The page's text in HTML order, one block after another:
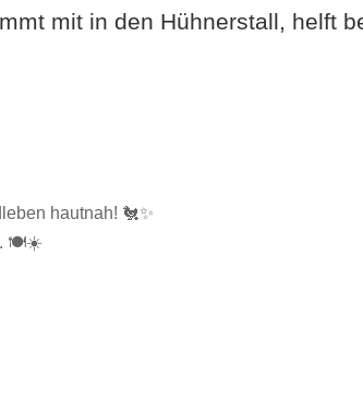
mit in den Hühnerstall, helft
hautnah! 🐔✨
🍽️☀️